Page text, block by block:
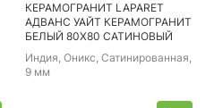
КЕРАМОГРАНИТ LAPARET
АДВАНС УАЙТ КЕРАМОГРАНИТ
БЕЛЫЙ 80Х80 САТИНОВЫЙ
Индия, Оникс, Сатинированная,
9 мм